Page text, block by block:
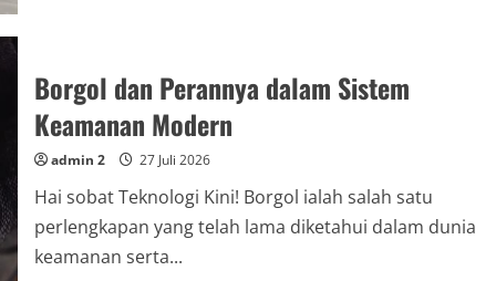
Penyebab
dan
Cara
Mengatasinya
agar
Tetap
Nyaman
Borgol dan Perannya dalam Sistem
Keamanan Modern
admin 2 27 Juli 2026
Hai sobat Teknologi Kini! Borgol ialah salah satu
perlengkapan yang telah lama diketahui dalam dunia
keamanan serta...